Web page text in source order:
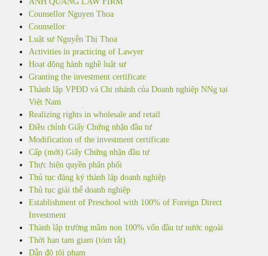
Counsellor Nguyen Thoa
Counsellor
Luật sư Nguyễn Thị Thoa
Activities in practicing of Lawyer
Hoạt động hành nghề luật sư
Granting the investment certificate
Thành lập VPĐD và Chi nhánh của Doanh nghiệp NNg tại
Việt Nam
Realizing rights in wholesale and retail
Điều chỉnh Giấy Chứng nhận đầu tư
Modification of the investment certificate
Cấp (mới) Giấy Chứng nhận đầu tư
Thực hiện quyền phân phối
Thủ tục đăng ký thành lập doanh nghiệp
Thủ tục giải thể doanh nghiệp
Establishment of Preschool with 100% of Foreign Direct
Investment
Thành lập trường mầm non 100% vốn đầu tư nước ngoài
Thời hạn tạm giam (tóm tắt)
Dẫn độ tội phạm